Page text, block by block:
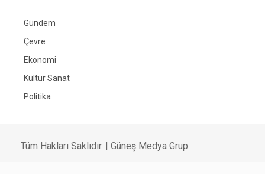
Gündem
Çevre
Ekonomi
Kültür Sanat
Politika
Tüm Hakları Saklıdır. | Güneş Medya Grup